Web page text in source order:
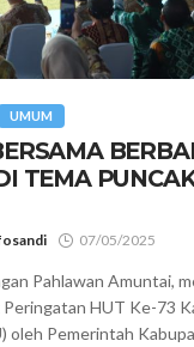
UMUM
TEMA
07/05/2025
Pahlawan Amuntai,
Peringatan HUT Ke-73
oleh Pemerintah